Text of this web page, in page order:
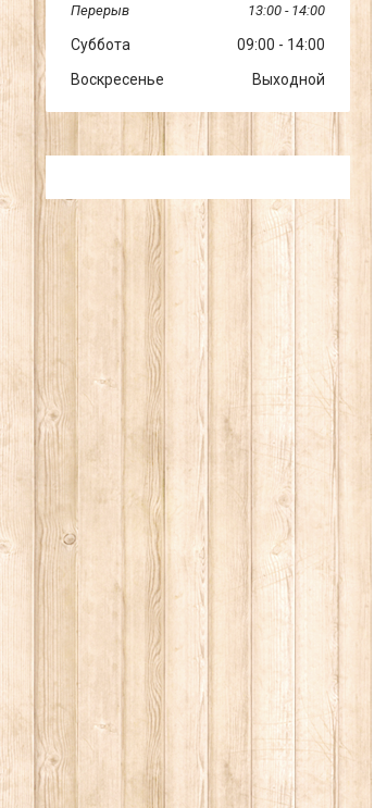
13:00 14:00
Суббота 09:00
14:00
Воскресенье
Выходной